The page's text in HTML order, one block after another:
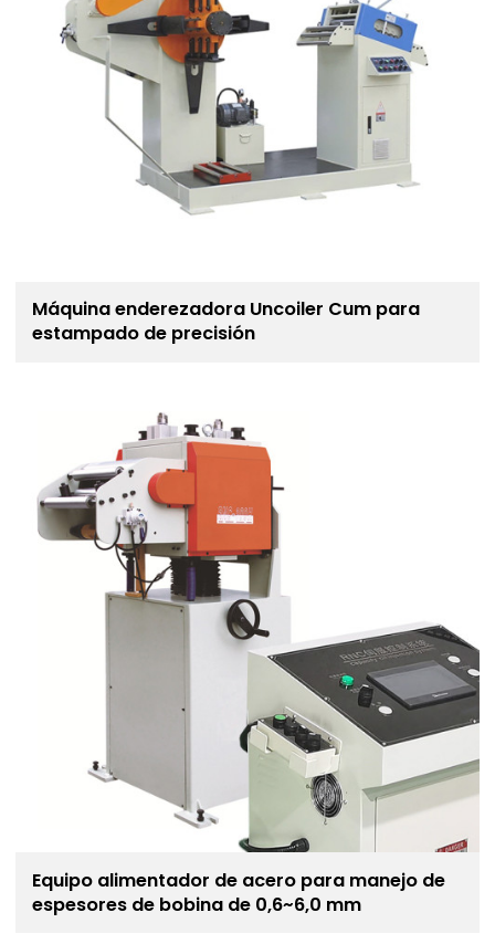
Máquina enderezadora Uncoiler Cum para
estampado de precisión
Equipo alimentador de acero para manejo de
espesores de bobina de 0,6~6,0 mm